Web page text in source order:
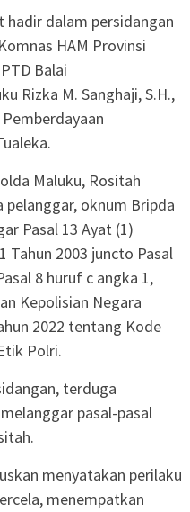
dalam persidangan
HAM Provinsi
Balai
Rizka M. Sanghaji, S.H.,
Maluku, Rositah
oknum Bripda
Pasal 13 Ayat (1)
Tahun 2003 juncto Pasal
8 huruf c angka 1,
Kepolisian Negara
2022 tentang Kode
Polri.
terduga
pasal-pasal
menyatakan perilaku
menempatkan